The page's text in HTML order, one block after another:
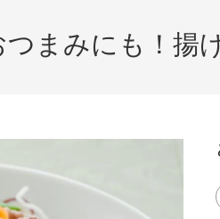
つまみにも！揚